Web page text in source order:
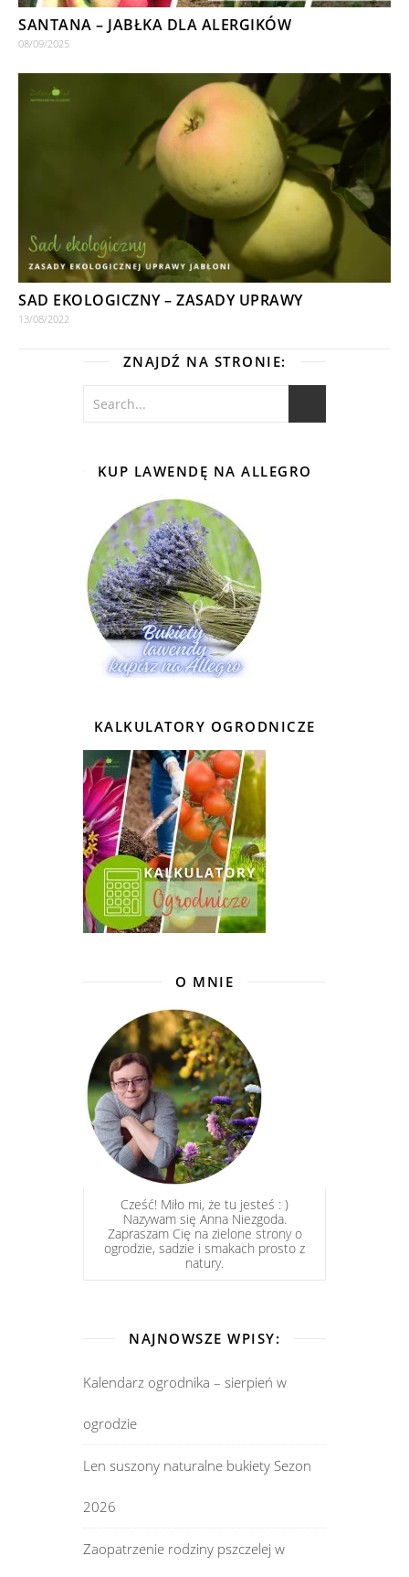
SANTANA – JABŁKA DLA ALERGIKÓW
08/09/2025
SAD EKOLOGICZNY – ZASADY UPRAWY
13/08/2022
ZNAJDŹ NA STRONIE:
KUP LAWENDĘ NA ALLEGRO
KALKULATORY OGRODNICZE
O MNIE
Cześć! Miło mi, że tu jesteś : )
Nazywam się Anna Niezgoda.
Zapraszam Cię na zielone strony o
ogrodzie, sadzie i smakach prosto z
natury.
NAJNOWSZE WPISY:
Kalendarz ogrodnika – sierpień w
ogrodzie
Len suszony naturalne bukiety Sezon
2026
Zaopatrzenie rodziny pszczelej w